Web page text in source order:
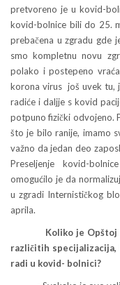
pretvoreno je u kovid-
kovid-bolnice bili do 25.
prebačena u zgradu gde
smo kompletnu novu
polako i postepeno
korona virus još uvek tu,
radiće i daljje s kovid
potpuno fizički odvojeno.
što je bilo ranije, imamo
važno da jedan deo
Preseljenje kovid-
omogućilo je da
u zgradi Internističkog
aprila.
Koliko je Opštoj
različitih
radi u kovid- bolnici?